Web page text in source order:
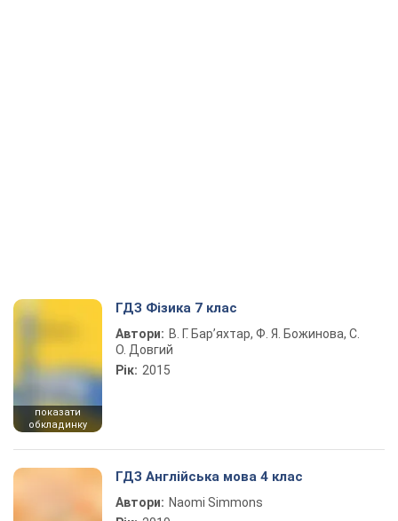
показати
обкладинку
ГДЗ Фізика 7 клас
Автори: В. Г. Бар’яхтар, Ф. Я. Божинова, С.
О. Довгий
Рік: 2015
ГДЗ Англійська мова 4 клас
Автори: Naomi Simmons